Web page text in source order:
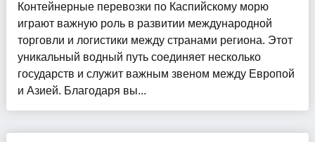
Контейнерные перевозки по Каспийскому морю
играют важную роль в развитии международной
торговли и логистики между странами региона. Этот
уникальный водный путь соединяет несколько
государств и служит важным звеном между Европой
и Азией. Благодаря вы...